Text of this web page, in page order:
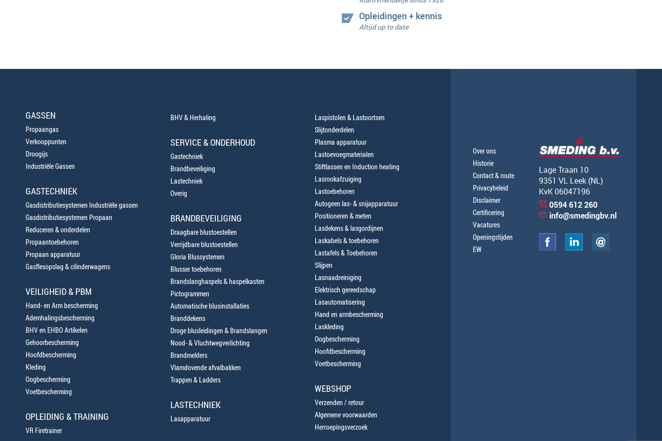
Opleidingen + kennis
Altijd up to date
GASSEN
Propaangas
Verkooppunten
Droogijs
Industriële Gassen
GASTECHNIEK
Gasdistributiesystemen Industriële gassen
Gasdistributiesystemen Propaan
Reduceren & onderdelen
Propaantoebehoren
Propaan apparatuur
Gasflesopslag & cilinderwagens
VEILIGHEID & PBM
Hand- en Arm bescherming
Ademhalingsbescherming
BHV en EHBO Artikelen
Gehoorbescherming
Hoofdbescherming
Kleding
Oogbescherming
Voetbescherming
OPLEIDING & TRAINING
VR Firetrainer
BHV & Herhaling
SERVICE & ONDERHOUD
Gastechniek
Brandbeveiliging
Lastechniek
Overig
BRANDBEVEILIGING
Draagbare blustoestellen
Verrijdbare blustoestellen
Gloria Blussystemen
Blusser toebehoren
Brandslanghaspels & haspelkasten
Pictogrammen
Automatische blusinstallaties
Branddekens
Droge blusleidingen & Brandslangen
Nood- & Vluchtwegverlichting
Brandmelders
Vlamdovende afvalbakken
Trappen & Ladders
LASTECHNIEK
Lasapparatuur
Laspistolen & Lastoortsen
Slijtonderdelen
Plasma apparatuur
Lastoevoegmaterialen
Stiftlassen en Induction heating
Lasrookafzuiging
Lastoebehoren
Autogeen las- & snijapparatuur
Positioneren & meten
Lasdekens & lasgordijnen
Laskabels & toebehoren
Lastafels & Toebehoren
Slijpen
Lasnaadreiniging
Elektrisch gereedschap
Lasautomatisering
Hand en armbescherming
Laskleding
Oogbescherming
Hoofdbescherming
Voetbescherming
WEBSHOP
Verzenden / retour
Algemene voorwaarden
Herroepingsverzoek
Over ons
Historie
Contact & route
Privacybeleid
Disclaimer
Certificering
Vacatures
Openingstijden
EW
Lage Traan 10
9351 VL Leek (NL)
KvK 06047196
0594 612 260
info@smedingbv.nl